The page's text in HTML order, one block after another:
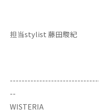
担当stylist 藤田駿紀
--
WISTERIA